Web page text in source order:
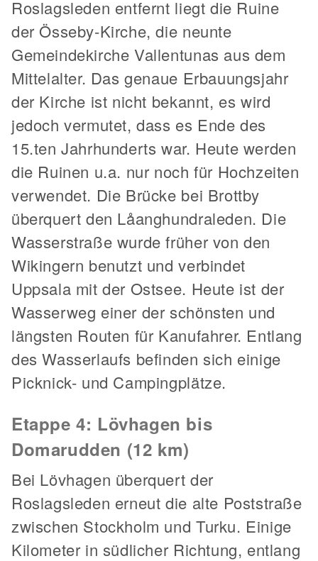
Roslagsleden entfernt liegt die Ruine
der Össeby-Kirche, die neunte
Gemeindekirche Vallentunas aus dem
Mittelalter. Das genaue Erbauungsjahr
der Kirche ist nicht bekannt, es wird
jedoch vermutet, dass es Ende des
15.ten Jahrhunderts war. Heute werden
die Ruinen u.a. nur noch für Hochzeiten
verwendet. Die Brücke bei Brottby
überquert den Låanghundraleden. Die
Wasserstraße wurde früher von den
Wikingern benutzt und verbindet
Uppsala mit der Ostsee. Heute ist der
Wasserweg einer der schönsten und
längsten Routen für Kanufahrer. Entlang
des Wasserlaufs befinden sich einige
Picknick- und Campingplätze.
Etappe 4: Lövhagen bis
Domarudden (12 km)
Bei Lövhagen überquert der
Roslagsleden erneut die alte Poststraße
zwischen Stockholm und Turku. Einige
Kilometer in südlicher Richtung, entlang